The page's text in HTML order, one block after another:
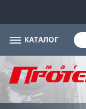
КАТАЛОГ